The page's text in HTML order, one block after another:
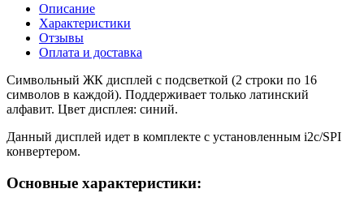
Описание
Характеристики
Отзывы
Оплата и доставка
Символьный ЖК дисплей с подсветкой (2 строки по 16
символов в каждой). Поддерживает только латинский
алфавит. Цвет дисплея: синий.
Данный дисплей идет в комплекте с установленным i2c/SPI
конвертером.
Основные характеристики: